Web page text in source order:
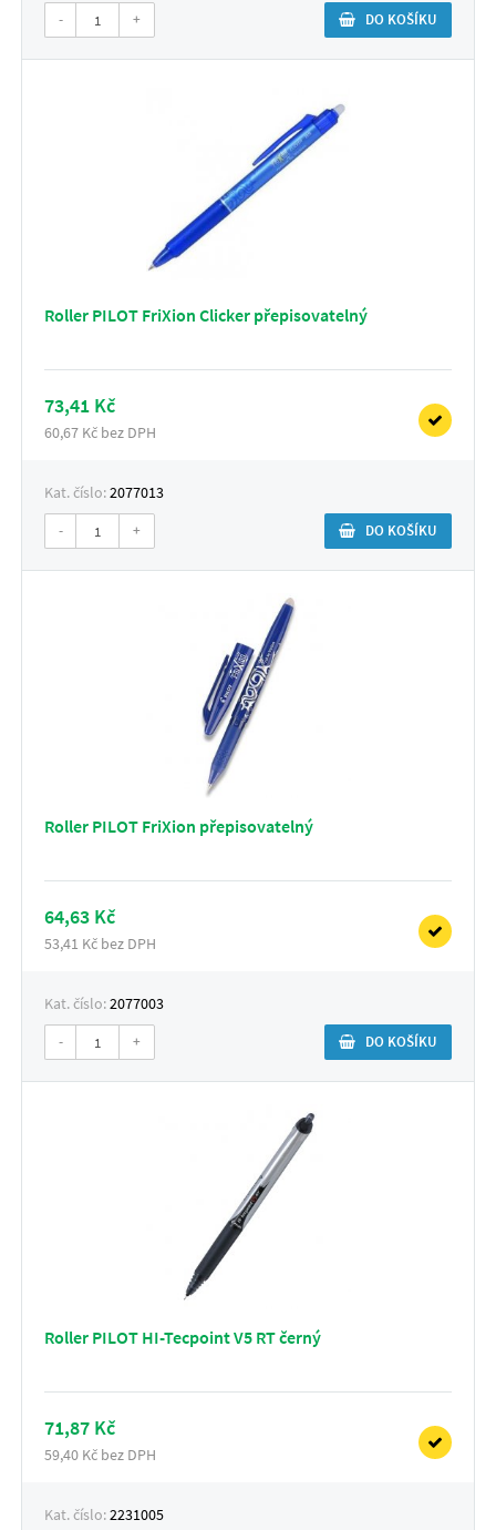
- + DO KOŠÍKU
Roller PILOT FriXion Clicker přepisovatelný
73,41 Kč
60,67 Kč bez DPH
Kat. číslo:2077013
- + DO KOŠÍKU
Roller PILOT FriXion přepisovatelný
64,63 Kč
53,41 Kč bez DPH
Kat. číslo:2077003
- + DO KOŠÍKU
Roller PILOT HI-Tecpoint V5 RT černý
71,87 Kč
59,40 Kč bez DPH
Kat. číslo:2231005